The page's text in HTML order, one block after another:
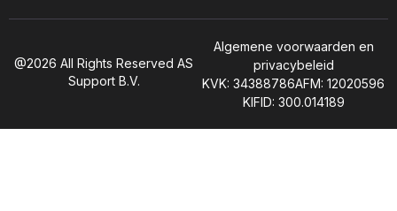
@2026 All Rights Reserved AS
Support B.V.
Algemene voorwaarden en
privacybeleid
KVK: 34388786AFM: 12020596
KIFID: 300.014189